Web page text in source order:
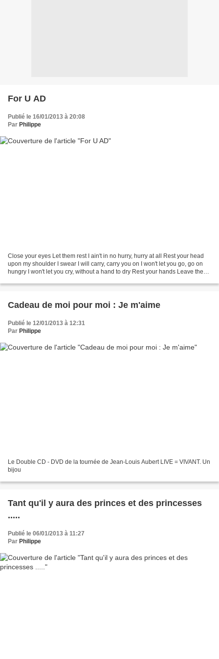
For U AD
Publié le 16/01/2013 à 20:08
Par Philippe
Close your eyes Let them rest I ain't in no hurry, hurry at all Rest your head
upon my shoulder I swear I will carry, carry you on I won't let you go, go on
hungry I won't let you cry, without a hand to dry Rest your hands Leave them
Cadeau de moi pour moi : Je m'aime
Publié le 12/01/2013 à 12:31
Par Philippe
Le Double CD - DVD de la tournée de Jean-Louis Aubert LIVE = VIVANT. Un
bijou
Tant qu'il y aura des princes et des princesses
.....
Publié le 06/01/2013 à 11:27
Par Philippe